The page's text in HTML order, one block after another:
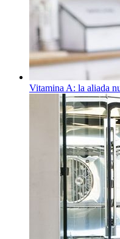
Vitamina A: la aliada